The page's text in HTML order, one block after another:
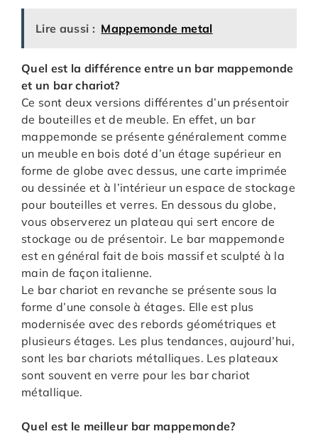
Lire aussi : Mappemonde metal
Quel est la différence entre un bar mappemonde
et un bar chariot?
Ce sont deux versions différentes d’un présentoir
de bouteilles et de meuble. En effet, un bar
mappemonde se présente généralement comme
un meuble en bois doté d’un étage supérieur en
forme de globe avec dessus, une carte imprimée
ou dessinée et à l’intérieur un espace de stockage
pour bouteilles et verres. En dessous du globe,
vous observerez un plateau qui sert encore de
stockage ou de présentoir. Le bar mappemonde
est en général fait de bois massif et sculpté à la
main de façon italienne.
Le bar chariot en revanche se présente sous la
forme d’une console à étages. Elle est plus
modernisée avec des rebords géométriques et
plusieurs étages. Les plus tendances, aujourd’hui,
sont les bar chariots métalliques. Les plateaux
sont souvent en verre pour les bar chariot
métallique.
Quel est le meilleur bar mappemonde?